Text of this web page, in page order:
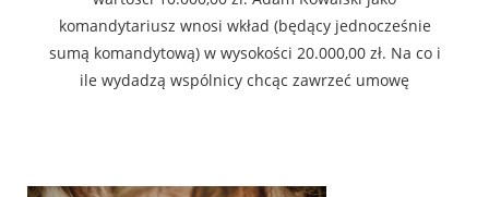
komandytariusz wnosi wkład (będący jednocześnie
sumą komandytową) w wysokości 20.000,00 zł. Na co i
ile wydadzą wspólnicy chcąc zawrzeć umowę